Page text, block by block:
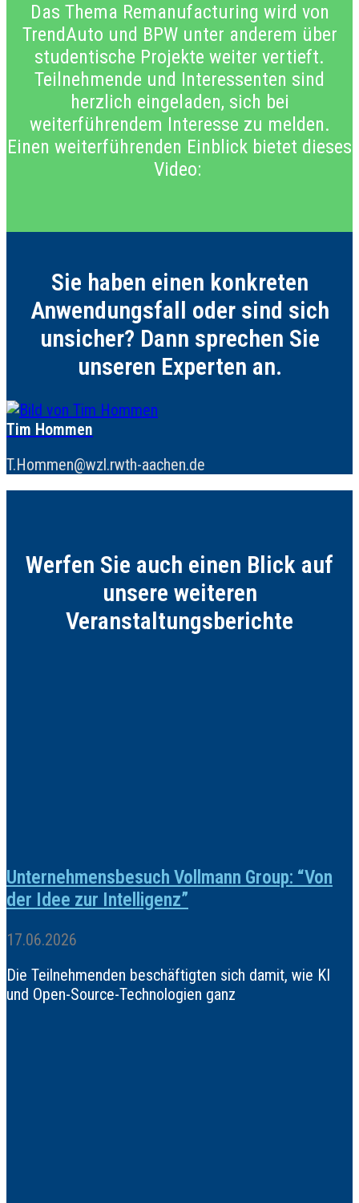
Das Thema Remanufacturing wird von
TrendAuto und BPW unter anderem über
studentische Projekte weiter vertieft.
Teilnehmende und Interessenten sind
herzlich eingeladen, sich bei
weiterführendem Interesse zu melden.
Einen weiterführenden Einblick bietet dieses
Video:
Sie haben einen konkreten
Anwendungsfall oder sind sich
unsicher? Dann sprechen Sie
unseren Experten an.
Tim Hommen
T.Hommen@wzl.rwth-aachen.de
Werfen Sie auch einen Blick auf
unsere weiteren
Veranstaltungsberichte
Unternehmensbesuch Vollmann Group: “Von
der Idee zur Intelligenz”
17.06.2026
Die Teilnehmenden beschäftigten sich damit, wie KI
und Open-Source-Technologien ganz